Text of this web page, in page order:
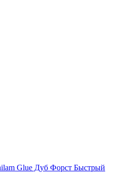
Быстрый